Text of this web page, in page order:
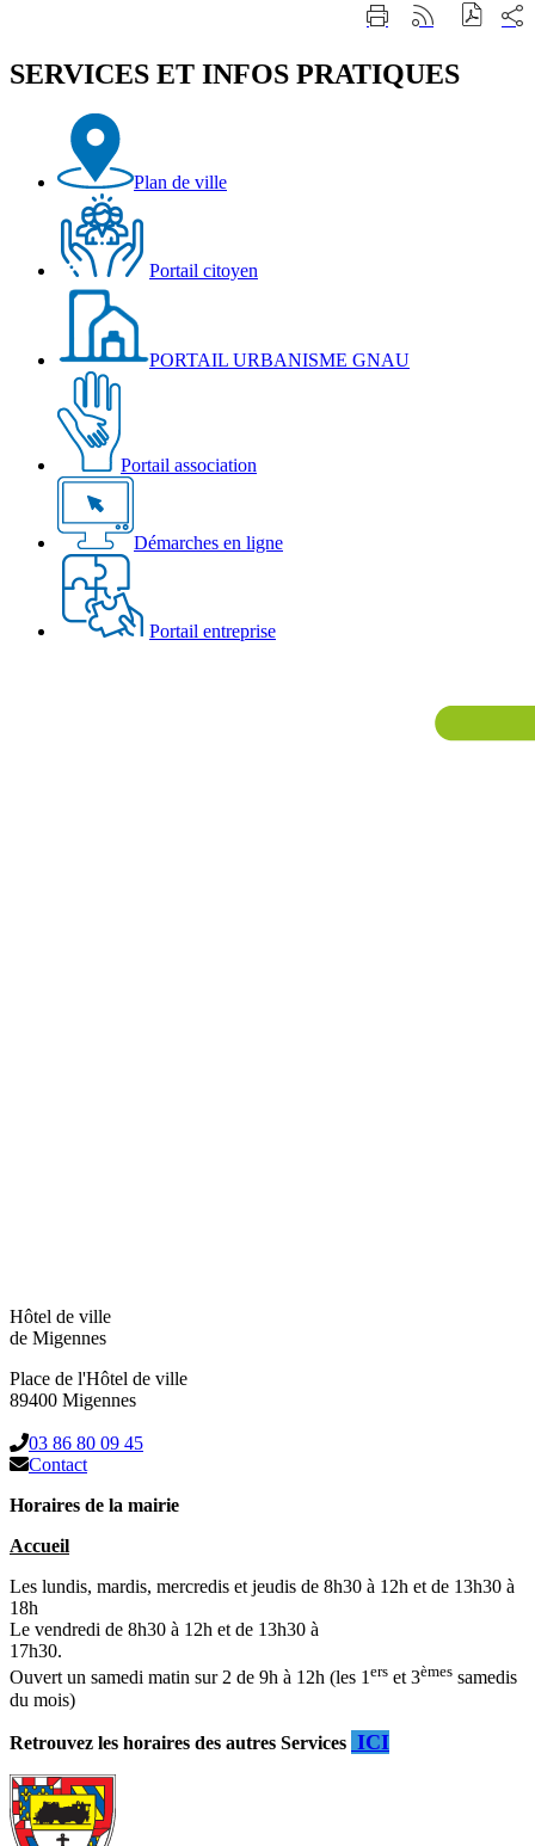
ImprimerGénérer
RSS
sur
SERVICES ET INFOS PRATIQUES
Plan de ville
Portail citoyen
PORTAIL URBANISME GNAU
Portail association
Démarches en ligne
Portail entreprise
Hôtel de ville
de Migennes
Place de l'Hôtel de ville
89400 Migennes
03 86 80 09 45
Contact
Horaires de la mairie
Accueil
Les lundis, mardis, mercredis et jeudis de 8h30 à 12h et de 13h30 à
18h
Le vendredi de 8h30 à 12h et de 13h30 à
17h30.
Ouvert un samedi matin sur 2 de 9h à 12h (les 1ers et 3èmes samedis
du mois)
Retrouvez les horaires des autres Services ICI